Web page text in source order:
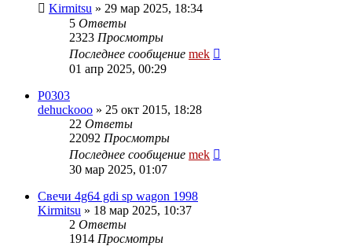
Kirmitsu » 29 мар 2025, 18:34
5 Ответы
2323 Просмотры
Последнее сообщение mek
01 апр 2025, 00:29
P0303
dehuckooo » 25 окт 2015, 18:28
22 Ответы
22092 Просмотры
Последнее сообщение mek
30 мар 2025, 01:07
Свечи 4g64 gdi sp wagon 1998
Kirmitsu » 18 мар 2025, 10:37
2 Ответы
1914 Просмотры